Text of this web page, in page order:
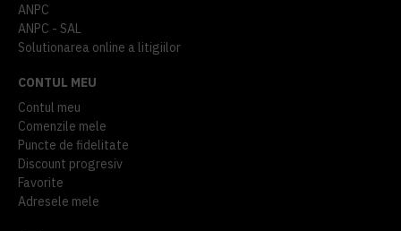
ANPC
ANPC - SAL
Solutionarea online a litigiilor
CONTUL MEU
Contul meu
Comenzile mele
Puncte de fidelitate
Discount progresiv
Favorite
Adresele mele